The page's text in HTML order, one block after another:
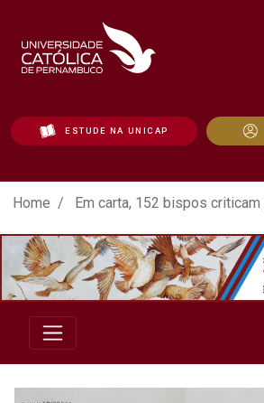
ESTUDE NA UNICAP
Em carta, 152 bispos
Home Em carta, 152 bispos